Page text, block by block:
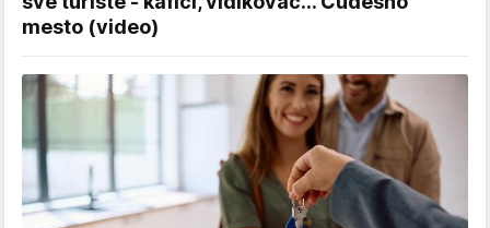
mesto (video)